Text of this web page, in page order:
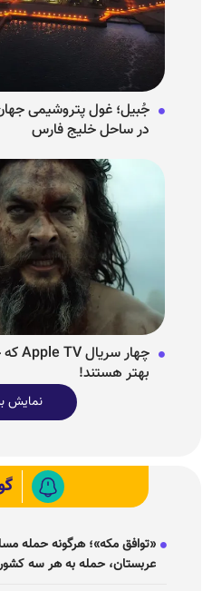
جُبیل؛ غول پتروشیمی
در ساحل خلیج فارس
بهتر هستند!
نمایش
«توافق مکه»؛ هرگونه حمله
عربستان، حمله به هر سه